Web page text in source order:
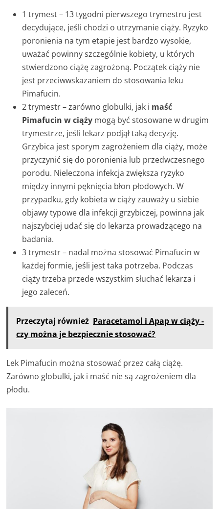
1 trymest – 13 tygodni pierwszego trymestru jest
decydujące, jeśli chodzi o utrzymanie ciąży. Ryzyko
poronienia na tym etapie jest bardzo wysokie,
uważać powinny szczególnie kobiety, u których
stwierdzono ciążę zagrożoną. Początek ciąży nie
jest przeciwwskazaniem do stosowania leku
Pimafucin.
2 trymestr – zarówno globulki, jak i maść
Pimafucin w ciąży mogą być stosowane w drugim
trymestrze, jeśli lekarz podjął taką decyzję.
Grzybica jest sporym zagrożeniem dla ciąży, może
przyczynić się do poronienia lub przedwczesnego
porodu. Nieleczona infekcja zwiększa ryzyko
między innymi pęknięcia błon płodowych. W
przypadku, gdy kobieta w ciąży zauważy u siebie
objawy typowe dla infekcji grzybiczej, powinna jak
najszybciej udać się do lekarza prowadzącego na
badania.
3 trymestr – nadal można stosować Pimafucin w
każdej formie, jeśli jest taka potrzeba. Podczas
ciąży trzeba przede wszystkim słuchać lekarza i
jego zaleceń.
Przeczytaj również Paracetamol i Apap w ciąży -
czy można je bezpiecznie stosować?
Lek Pimafucin można stosować przez całą ciążę.
Zarówno globulki, jak i maść nie są zagrożeniem dla
płodu.